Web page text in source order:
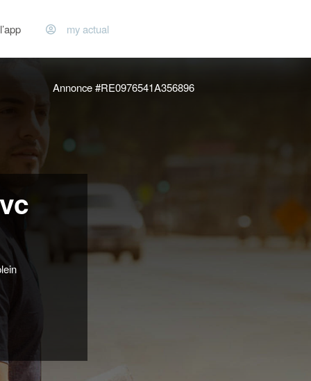
my actual
Annonce #RE0976541A356896